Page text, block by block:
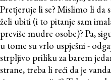
Pretjeruje li se? Mislimo li da
želi ubiti (i to pitanje sam
previše mudre osobe)? Pa,
u tome su vrlo uspješni -
strpljivo priliku za barem
strane, treba li reći da je